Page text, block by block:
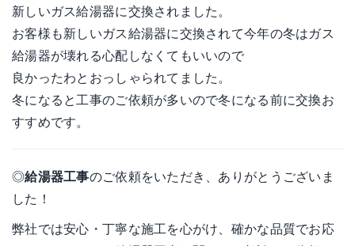
新しいガス給湯器に交換されました。
お客様も新しいガス給湯器に交換されて今年の冬はガス
給湯器が壊れる心配しなくてもいいので
良かったわとおっしゃられてました。
冬になると工事のご依頼が多いので冬になる前に交換お
すすめです。
◎給湯器工事のご依頼をいただき、ありがとうございま
した！
弊社では安心・丁寧な施工を心がけ、確かな品質でお応